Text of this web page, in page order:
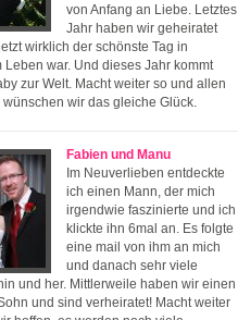
von Anfang an Liebe. Letztes
Jahr haben wir geheiratet
wirklich der schönste Tag in
Leben war. Und dieses Jahr kommt
zur Welt. Macht weiter so und allen
wir das gleiche Glück.
Fabien und Manu
Im Neuverlieben entdeckte
ich einen Mann, der mich
irgendwie faszinierte und ich
klickte ihn 6mal an. Es folgte
eine mail von ihm an mich
und danach sehr viele
und her. Mittlerweile haben wir einen
und sind verheiratet! Macht weiter